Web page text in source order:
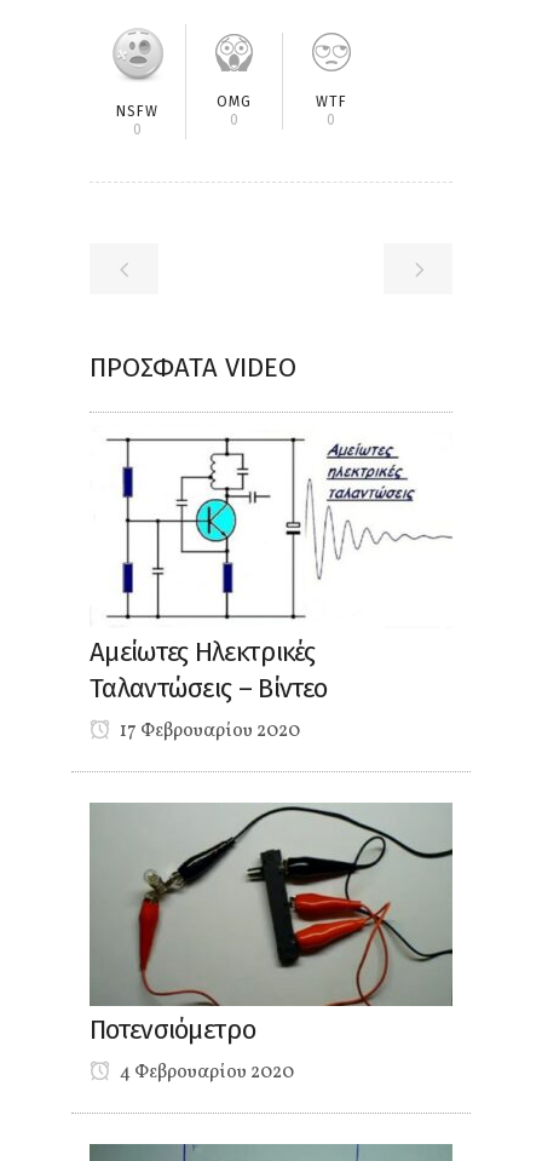
NSFW
0
OMG
0
WTF
0
ΠΡΌΣΦΑΤΑ VIDEO
Αμείωτες Ηλεκτρικές
Ταλαντώσεις – Βίντεο
17 Φεβρουαρίου 2020
Ποτενσιόμετρο
4 Φεβρουαρίου 2020